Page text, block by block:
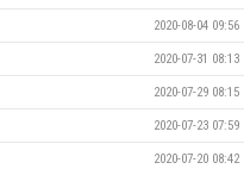
2020-08-04 09:56
2020-07-31 08:13
2020-07-29 08:15
2020-07-23 07:59
2020-07-20 08:42